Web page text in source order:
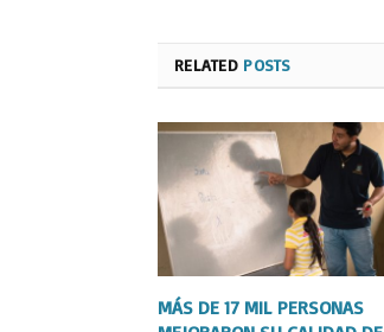
RELATED POSTS
MÁS DE 17 MIL PERSONAS